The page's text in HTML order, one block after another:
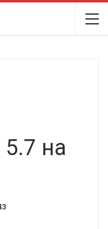
5.7 на